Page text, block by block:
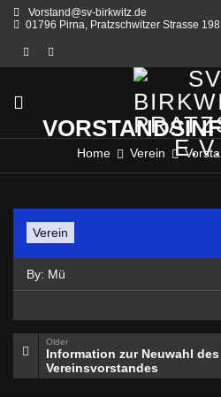
Skip
Vorstand@sv-birkwitz.de
01796 Pirna, Pratzschwitzer Strasse 198
Home Verein
Verein
By: Mü
Older
Information zur Neuwahl des
Vereinsvorstandes